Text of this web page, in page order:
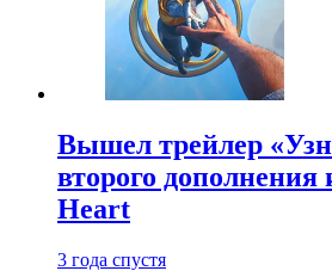
Вышел трейлер
второго
Heart
3 года спустя